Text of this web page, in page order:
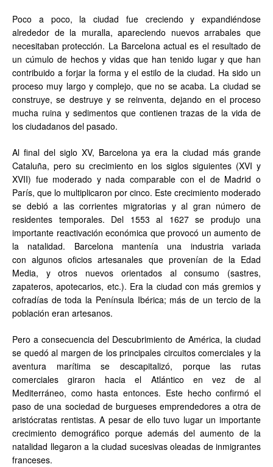
Poco a poco, la ciudad fue creciendo y expandiéndose
alrededor de la muralla, apareciendo nuevos arrabales que
necesitaban protección. La Barcelona actual es el resultado de
un cúmulo de hechos y vidas que han tenido lugar y que han
contribuido a forjar la forma y el estilo de la ciudad. Ha sido un
proceso muy largo y complejo, que no se acaba. La ciudad se
construye, se destruye y se reinventa, dejando en el proceso
mucha ruina y sedimentos que contienen trazas de la vida de
los ciudadanos del pasado.
Al final del siglo XV, Barcelona ya era la ciudad más grande
Cataluña, pero su crecimiento en los siglos siguientes (XVI y
XVII) fue moderado y nada comparable con el de Madrid o
París, que lo multiplicaron por cinco. Este crecimiento moderado
se debió a las corrientes migratorias y al gran número de
residentes temporales. Del 1553 al 1627 se produjo una
importante reactivación económica que provocó un aumento de
la natalidad. Barcelona mantenía una industria variada
con algunos oficios artesanales que provenían de la Edad
Media, y otros nuevos orientados al consumo (sastres,
zapateros, apotecarios, etc.). Era la ciudad con más gremios y
cofradías de toda la Península Ibérica; más de un tercio de la
población eran artesanos.
Pero a consecuencia del Descubrimiento de América, la ciudad
se quedó al margen de los principales circuitos comerciales y la
aventura marítima se descapitalizó, porque las rutas
comerciales giraron hacia el Atlántico en vez de al
Mediterráneo, como hasta entonces. Este hecho confirmó el
paso de una sociedad de burgueses emprendedores a otra de
aristócratas rentistas. A pesar de ello tuvo lugar un importante
crecimiento demográfico porque además del aumento de la
natalidad llegaron a la ciudad sucesivas oleadas de inmigrantes
franceses.